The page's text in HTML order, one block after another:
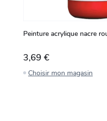
Peinture acrylique nacre
3,69 €
Choisir mon magasin